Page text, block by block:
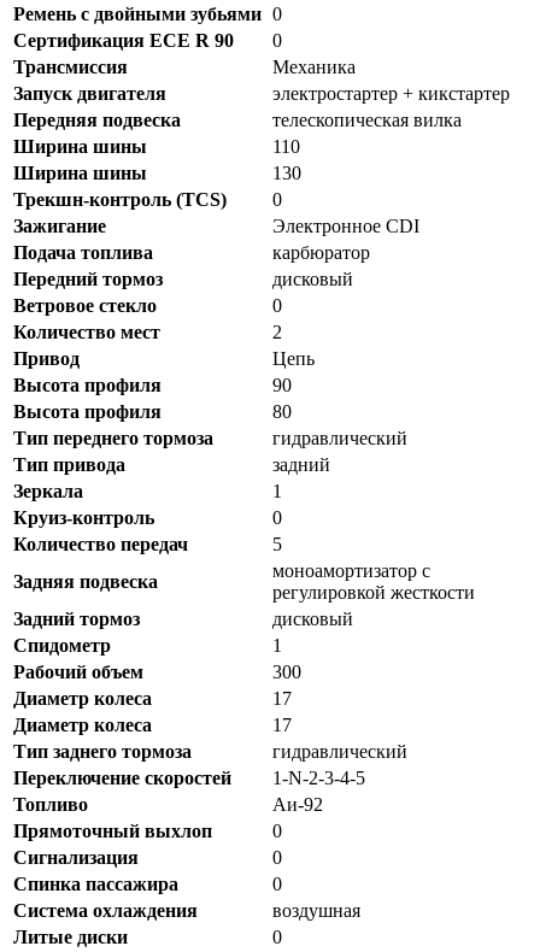
Ремень с двойными зубьями 0
Сертификация ECE R 90
0
Трансмиссия
Механика
Запуск двигателя
электростартер + кикстартер
Передняя подвеска
телескопическая вилка
Ширина шины
110
Ширина шины
130
Трекшн-контроль (TCS)
0
Зажигание
Электронное CDI
Подача топлива
карбюратор
Передний тормоз
дисковый
Ветровое стекло
0
Количество мест
2
Привод
Цепь
Высота профиля
90
Высота профиля
80
Тип переднего тормоза
гидравлический
Тип привода
задний
Зеркала
1
Круиз-контроль
0
Количество передач
5
Задняя подвеска
моноамортизатор с
регулировкой жесткости
Задний тормоз
дисковый
Спидометр
1
Рабочий объем
300
Диаметр колеса
17
Диаметр колеса
17
Тип заднего тормоза
гидравлический
Переключение скоростей
1-N-2-3-4-5
Топливо
Аи-92
Прямоточный выхлоп
0
Сигнализация
0
Спинка пассажира
0
Система охлаждения
воздушная
Литые диски
0